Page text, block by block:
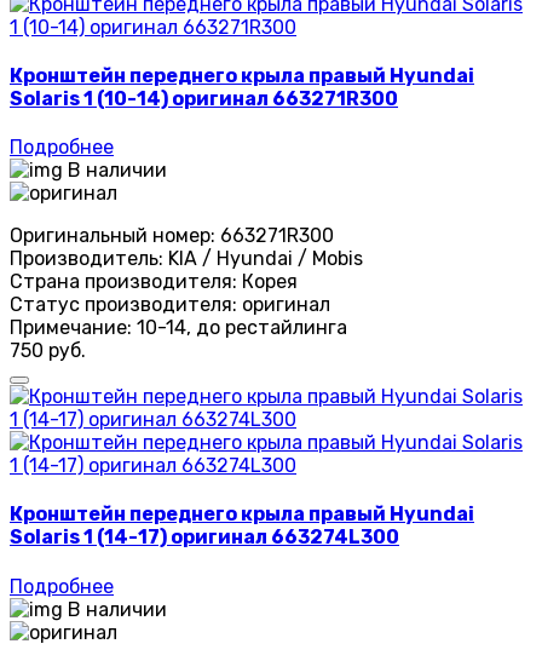
Кронштейн переднего крыла правый Hyundai
Solaris 1 (10-14) оригинал 663271R300
Подробнее
В наличии
Оригинальный номер: 663271R300
Производитель: KIA / Hyundai / Mobis
Страна производителя: Корея
Статус производителя: оригинал
Примечание: 10-14, до рестайлинга
750 руб.
Кронштейн переднего крыла правый Hyundai
Solaris 1 (14-17) оригинал 663274L300
Подробнее
В наличии